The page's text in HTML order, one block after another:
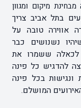
מיקום ומגוון
בתל אביב צריך
אווירה טובה על
נשנושים כבר
לכאלה ששמרו את
להדגיש כל פינה
בכל פינה
המושלם.